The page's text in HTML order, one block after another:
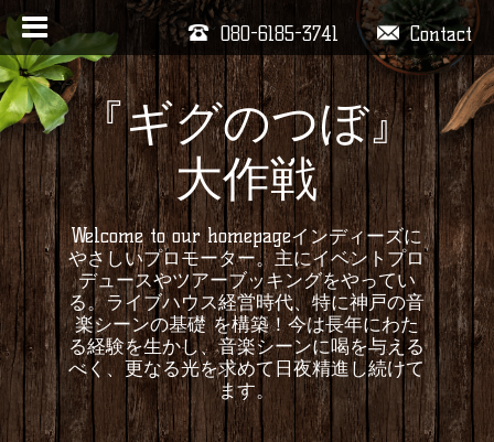
Contact
080-6185-3741
『ギグのつぼ』
大作戦
Welcome to our homepageインディーズに
やさしいプロモーター。主にイベントプロ
デュースやツアーブッキングをやってい
る。ライブハウス経営時代、特に神戸の音
楽シーンの基礎 を構築！今は長年にわた
る経験を生かし、音楽シーンに喝を与える
べく、更なる光を求めて日夜精進し続けて
ます。